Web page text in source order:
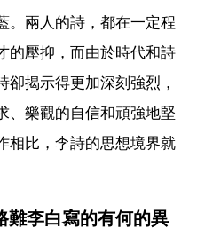
。兩人的詩，都在一定程
的壓抑，而由於時代和詩
卻揭示得更加深刻強烈，
、樂觀的自信和頑強地堅
相比，李詩的思想境界就
難李白寫的有何的異